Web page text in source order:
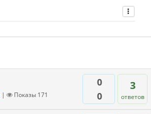
0
0
3
ответов
| Показы 171